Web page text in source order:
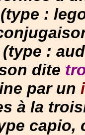
:
(type :
dite
par un
à la
capio,